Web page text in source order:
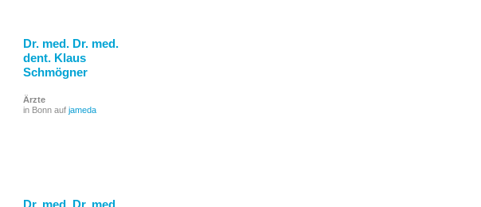
Dr. med. Dr. med.
dent. Klaus
Schmögner
Ärzte
in Bonn auf jameda
Dr. med. Dr. med.